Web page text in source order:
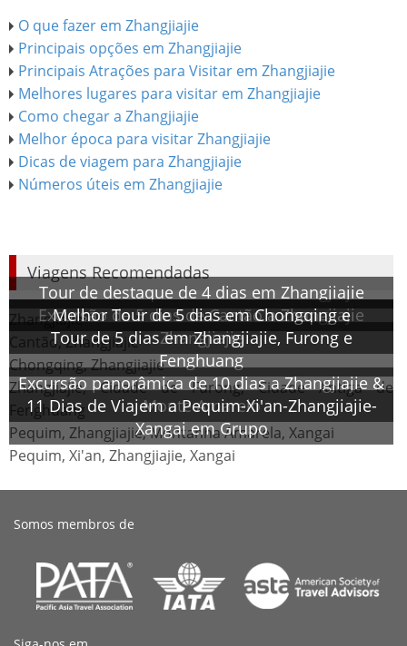
O que fazer em Zhangjiajie
Principais opções em Zhangjiajie
Principais Atrações para Visitar em Zhangjiajie
Melhores lugares para visitar em Zhangjiajie
Como chegar a Zhangjiajie
Melhor época para visitar Zhangjiajie
Dicas de viagem para Zhangjiajie
Números úteis em Zhangjiajie
Viagens Recomendadas
Tour de destaque de 4 dias em Zhangjiajie
Zhangjiajie
Excursão de 5 dias de Cantão a Zhangjiajie
Cantão, Zhangjiajie
Melhor Tour de 5 dias em Chongqing e
Zhangjiajie
Chongqing, Zhangjiajie
Tour de 5 dias em Zhangjiajie, Furong e
Fenghuang
Zhangjiajie, Cidade de Furong, Cidade Antiga de
Fenghuang
Excursão panorâmica de 10 dias a Zhangjiajie &
Monte Amarelo
Pequim, Zhangjiajie, Montanha Amarela, Xangai
11 Dias de Viajem a Pequim-Xi'an-Zhangjiajie-
Xangai em Grupo
Pequim, Xi'an, Zhangjiajie, Xangai
Somos membros de